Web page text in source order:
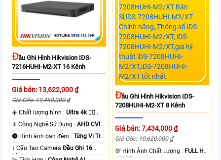
ĐẦu Ghi Hình Hikvision IDS-
7216HUHI-M2-XT 16 Kênh
Giá bán: 13,622,000 ₫
Giá Gốc: 19,460,000 ₫
☀️ Chất lượng hình :Ultra 4k 👍🏾 .
✳️ Công Nghệ Sử Dụng :AHD CVI
TVI BCS.
🌚 Hình ảnh ban đêm :Từng Vị Trí
Camera .
↕️ Cấu Tạo CameraĐầu Ghi 16
kênh.
ĐẦu Ghi Hình Hikvision IDS-
7208HUHI-M2-XT 8 Kênh
Giá bán: 7,434,000 ₫
Giá Gốc: 10,620,000 ₫
💯 Hình Ành Chất Lượng : FULL HD